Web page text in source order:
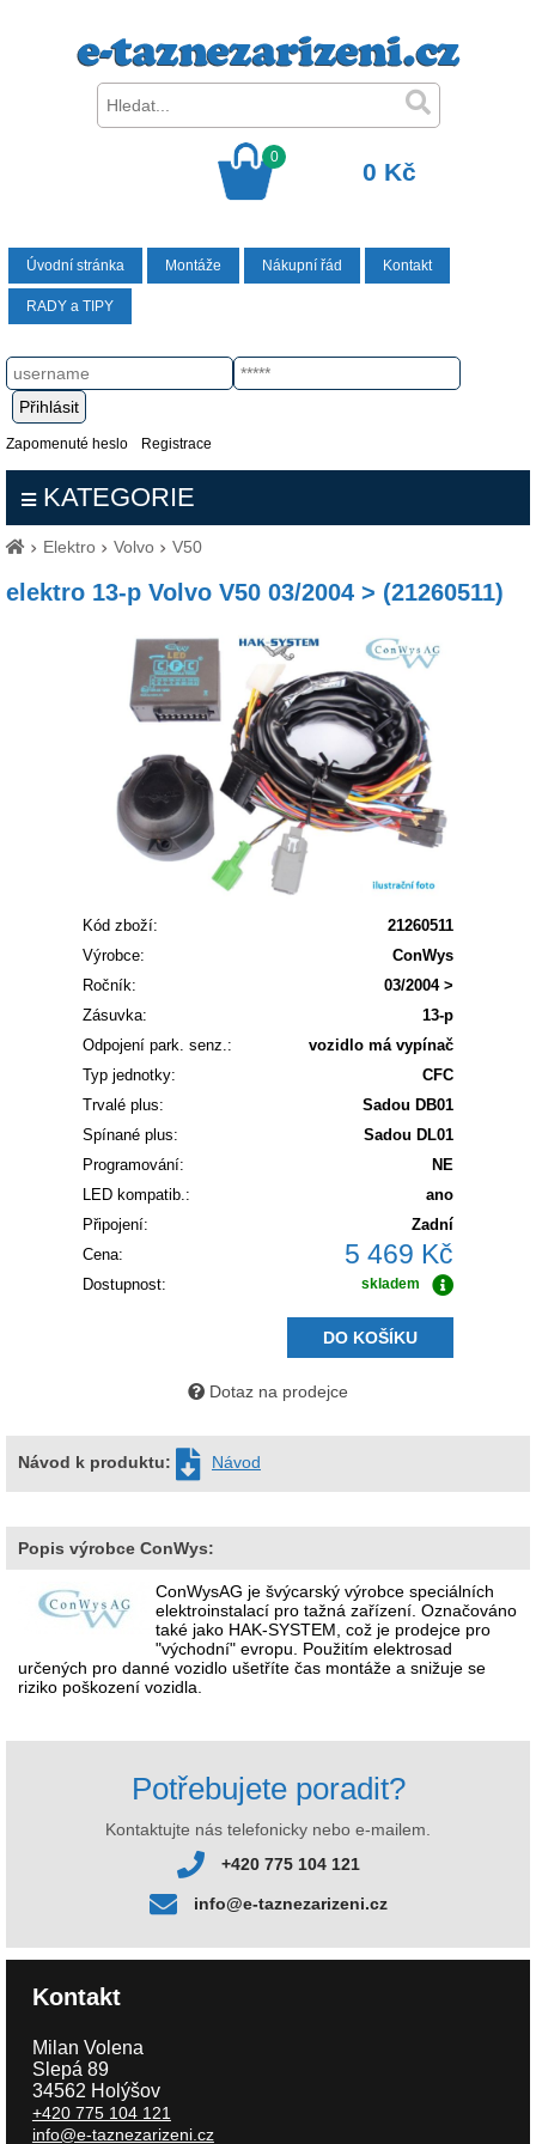
0
0 Kč
Úvodní stránka Montáže Nákupní řád Kontakt
RADY a TIPY
Zapomenuté heslo Registrace
KATEGORIE
Elektro Volvo V50
elektro 13-p Volvo V50 03/2004 > (21260511)
Kód zboží:
21260511
Výrobce:
ConWys
Ročník:
03/2004 >
Zásuvka:
13-p
Odpojení park. senz.:
vozidlo má vypínač
Typ jednotky:
CFC
Trvalé plus:
Sadou DB01
Spínané plus:
Sadou DL01
Programování:
NE
LED kompatib.:
ano
Připojení:
Zadní
Cena:
5 469 Kč
Dostupnost: skladem
DO KOŠÍKU
Dotaz na prodejce
Návod k produktu: Návod
Popis výrobce ConWys:
ConWysAG je švýcarský výrobce speciálních
elektroinstalací pro tažná zařízení. Označováno
také jako HAK-SYSTEM, což je prodejce pro
"východní" evropu. Použitím elektrosad
určených pro danné vozidlo ušetříte čas montáže a snižuje se
riziko poškození vozidla.
Potřebujete poradit?
Kontaktujte nás telefonicky nebo e-mailem.
+420 775 104 121
info@e-taznezarizeni.cz
Kontakt
Milan Volena
Slepá 89
34562 Holýšov
+420 775 104 121
info@e-taznezarizeni.cz